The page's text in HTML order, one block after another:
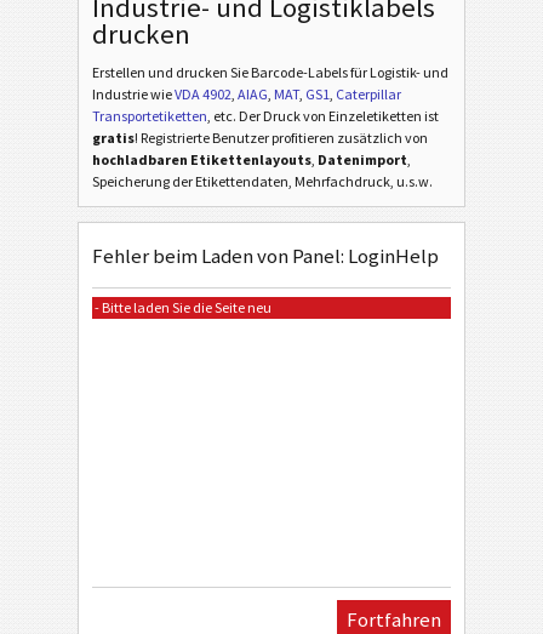
Industrie- und Logistiklabels
drucken
Erstellen und drucken Sie Barcode-Labels für Logistik- und
IndustriewieVDA 4902, AIAG, MAT, GS1, Caterpillar
Transportetiketten, etc. Der Druck von Einzeletiketten ist
gratis! Registrierte Benutzer profitieren zusätzlich von
hochladbaren Etikettenlayouts, Datenimport,
Speicherung der Etikettendaten, Mehrfachdruck, u.s.w.
Fehler beim Laden von Panel: LoginHelp
- Bitte laden Sie die Seite neu
Fortfahren